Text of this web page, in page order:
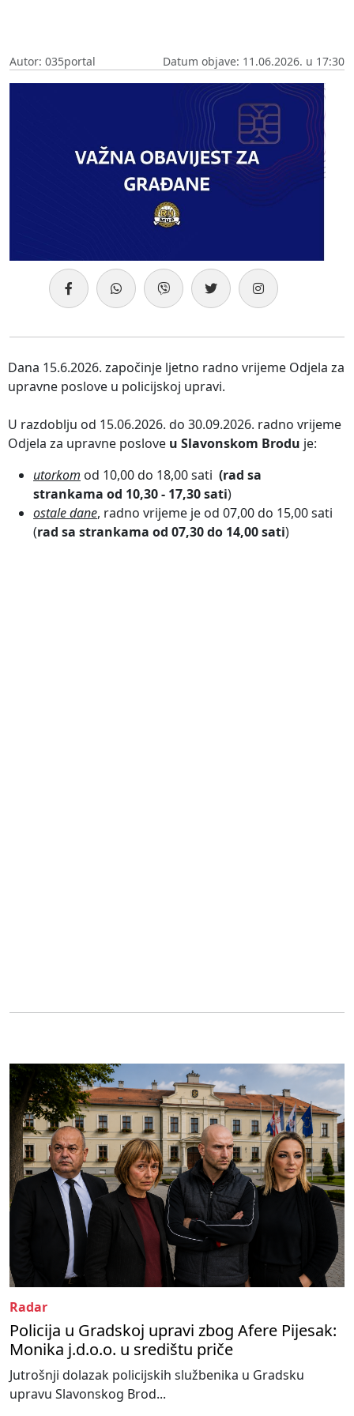
Autor: 035portal Datum objave: 11.06.2026. u 17:30
Dana 15.6.2026. započinje ljetno radno vrijeme Odjela za
upravne poslove u policijskoj upravi.
U razdoblju od 15.06.2026. do 30.09.2026. radno vrijeme
Odjela za upravne poslove u Slavonskom Brodu je:
utorkom od 10,00 do 18,00 sati (rad sa
strankama od 10,30 - 17,30 sati)
ostale dane, radno vrijeme je od 07,00 do 15,00 sati
(rad sa strankama od 07,30 do 14,00 sati)
Radar
Policija u Gradskoj upravi zbog Afere Pijesak:
Monika j.d.o.o. u središtu priče
Jutrošnji dolazak policijskih službenika u Gradsku
upravu Slavonskog Brod...